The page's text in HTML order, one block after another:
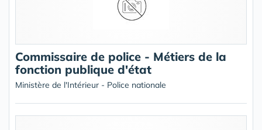
Commissaire de police - Métiers de la
fonction publique d'état
Ministère de l'Intérieur - Police nationale